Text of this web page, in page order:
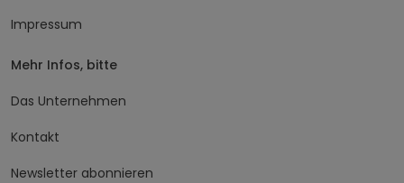
Impressum
Mehr Infos, bitte
Das Unternehmen
Kontakt
Newsletter abonnieren